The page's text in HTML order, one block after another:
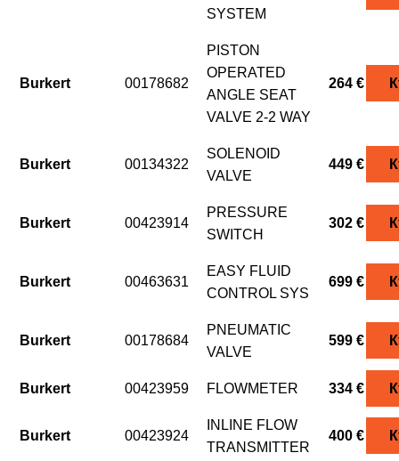
SYSTEM
Burkert 00178682
PISTON
OPERATED
ANGLE SEAT
VALVE 2-2 WAY
264 €
Burkert 00134322
SOLENOID
VALVE
449 €
Burkert 00423914
PRESSURE
SWITCH
302 €
Burkert 00463631
EASY FLUID
CONTROL SYS
699 €
Burkert 00178684
PNEUMATIC
VALVE
599 €
Burkert 00423959 FLOWMETER 334 €
Burkert 00423924
INLINE FLOW
TRANSMITTER
400 €